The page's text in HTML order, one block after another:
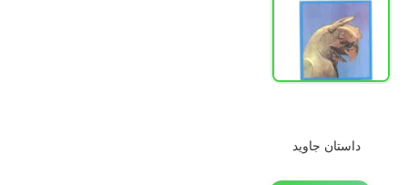
داستان جاوید